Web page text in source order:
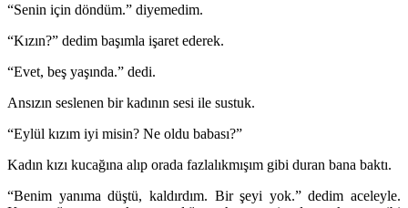
“Senin için döndüm.” diyemedim.
“Kızın?” dedim başımla işaret ederek.
“Evet, beş yaşında.” dedi.
Ansızın seslenen bir kadının sesi ile sustuk.
“Eylül kızım iyi misin? Ne oldu babası?”
Kadın kızı kucağına alıp orada fazlalıkmışım gibi duran bana baktı.
“Benim yanıma düştü, kaldırdım. Bir şeyi yok.” dedim aceleyle.